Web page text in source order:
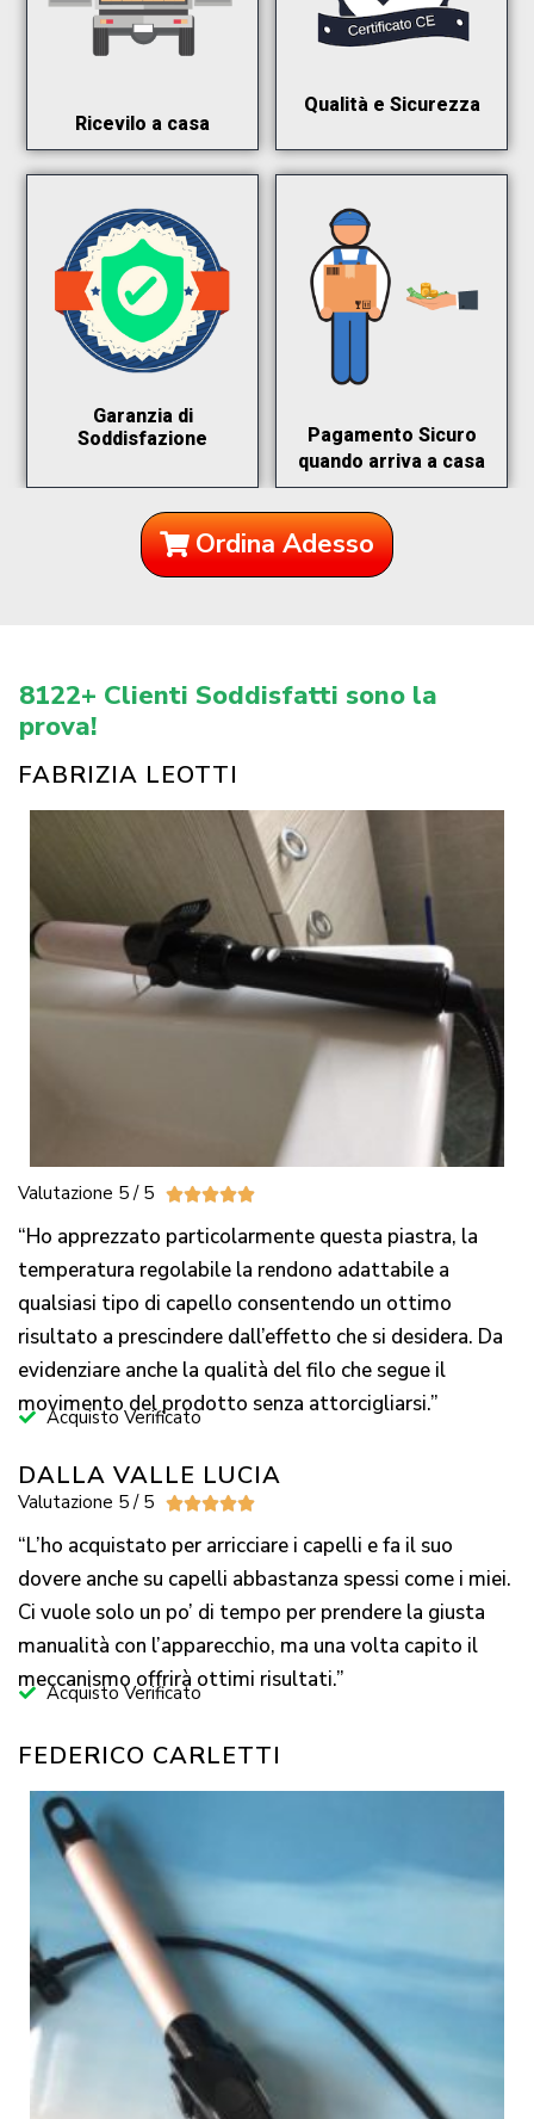
Ricevilo a casa
Qualità e Sicurezza
Garanzia di
Soddisfazione
Pagamento Sicuro
quando arriva a casa
Ordina Adesso
8122+ Clienti Soddisfatti sono la
prova!
FABRIZIA LEOTTI
Valutazione 5 / 5 
“Ho apprezzato particolarmente questa piastra, la
temperatura regolabile la rendono adattabile a
qualsiasi tipo di capello consentendo un ottimo
risultato a prescindere dall’effetto che si desidera. Da
evidenziare anche la qualità del filo che segue il
movimento del prodotto senza attorcigliarsi.”
Acquisto Verificato
DALLA VALLE LUCIA
Valutazione 5 / 5 
“L’ho acquistato per arricciare i capelli e fa il suo
dovere anche su capelli abbastanza spessi come i miei.
Ci vuole solo un po’ di tempo per prendere la giusta
manualità con l’apparecchio, ma una volta capito il
meccanismo offrirà ottimi risultati.”
Acquisto Verificato
FEDERICO CARLETTI